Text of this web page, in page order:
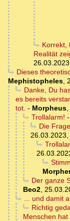
Korrekt,
Realität
Dieses
Mephistopheles,
Danke, Du
es bereits
tot. - Morpheus,
Trollalarm! -
Die
Der ganze
Beo2,
... und damit
Richtig
Menschen